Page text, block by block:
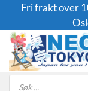
content
Fri frakt over
Products
search